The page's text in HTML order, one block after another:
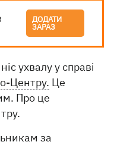
ДОДАТИ
ЗАРАЗ
ухвалу у справі
Центру. Це
Про це
за